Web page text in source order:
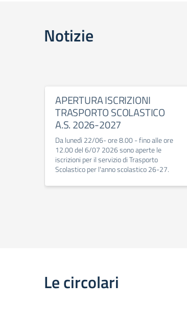
Notizie
APERTURA ISCRIZIONI
TRASPORTO SCOLASTICO
A.S. 2026-2027
Da lunedì 22/06- ore 8.00 - fino alle ore
12.00 del 6/07 2026 sono aperte le
iscrizioni per il servizio di Trasporto
Scolastico per l'anno scolastico 26-27.
Le circolari